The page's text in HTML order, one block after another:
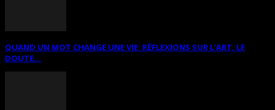
QUAND UN MOT CHANGE UNE VIE: RÉFLEXIONS SUR L’ART, LE
DOUTE...